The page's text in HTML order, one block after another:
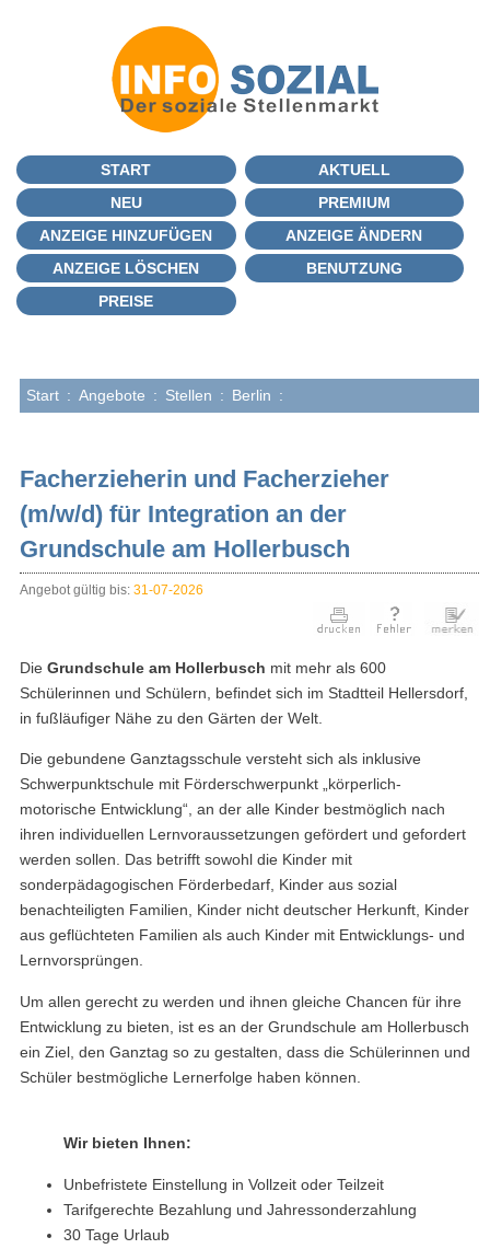
START
AKTUELL
NEU
PREMIUM
ANZEIGE HINZUFÜGEN
ANZEIGE ÄNDERN
ANZEIGE LÖSCHEN
BENUTZUNG
PREISE
Start : Angebote : Stellen : Berlin :
Facherzieherin und Facherzieher
(m/w/d) für Integration an der
Grundschule am Hollerbusch
Angebot gültig bis: 31-07-2026
Die Grundschule am Hollerbusch mit mehr als 600
Schülerinnen und Schülern, befindet sich im Stadtteil Hellersdorf,
in fußläufiger Nähe zu den Gärten der Welt.
Die gebundene Ganztagsschule versteht sich als inklusive
Schwerpunktschule mit Förderschwerpunkt „körperlich-
motorische Entwicklung“, an der alle Kinder bestmöglich nach
ihren individuellen Lernvoraussetzungen gefördert und gefordert
werden sollen. Das betrifft sowohl die Kinder mit
sonderpädagogischen Förderbedarf, Kinder aus sozial
benachteiligten Familien, Kinder nicht deutscher Herkunft, Kinder
aus geflüchteten Familien als auch Kinder mit Entwicklungs- und
Lernvorsprüngen.
Um allen gerecht zu werden und ihnen gleiche Chancen für ihre
Entwicklung zu bieten, ist es an der Grundschule am Hollerbusch
ein Ziel, den Ganztag so zu gestalten, dass die Schülerinnen und
Schüler bestmögliche Lernerfolge haben können.
Wir bieten Ihnen:
Unbefristete Einstellung in Vollzeit oder Teilzeit
Tarifgerechte Bezahlung und Jahressonderzahlung
30 Tage Urlaub